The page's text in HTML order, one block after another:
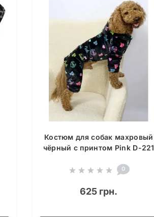
Костюм для собак махровый
чёрный с принтом Pink D-221
0
625 грн.